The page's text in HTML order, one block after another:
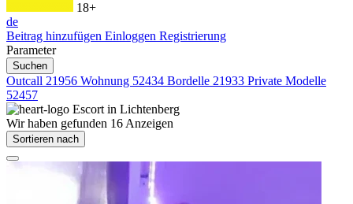
18+
de
Beitrag hinzufügen Einloggen Registrierung
Parameter
Suchen
Outcall 21956 Wohnung 52434 Bordelle 21933 Private Modelle
52457
Escort in Lichtenberg
Wir haben gefunden 16 Anzeigen
Sortieren nach